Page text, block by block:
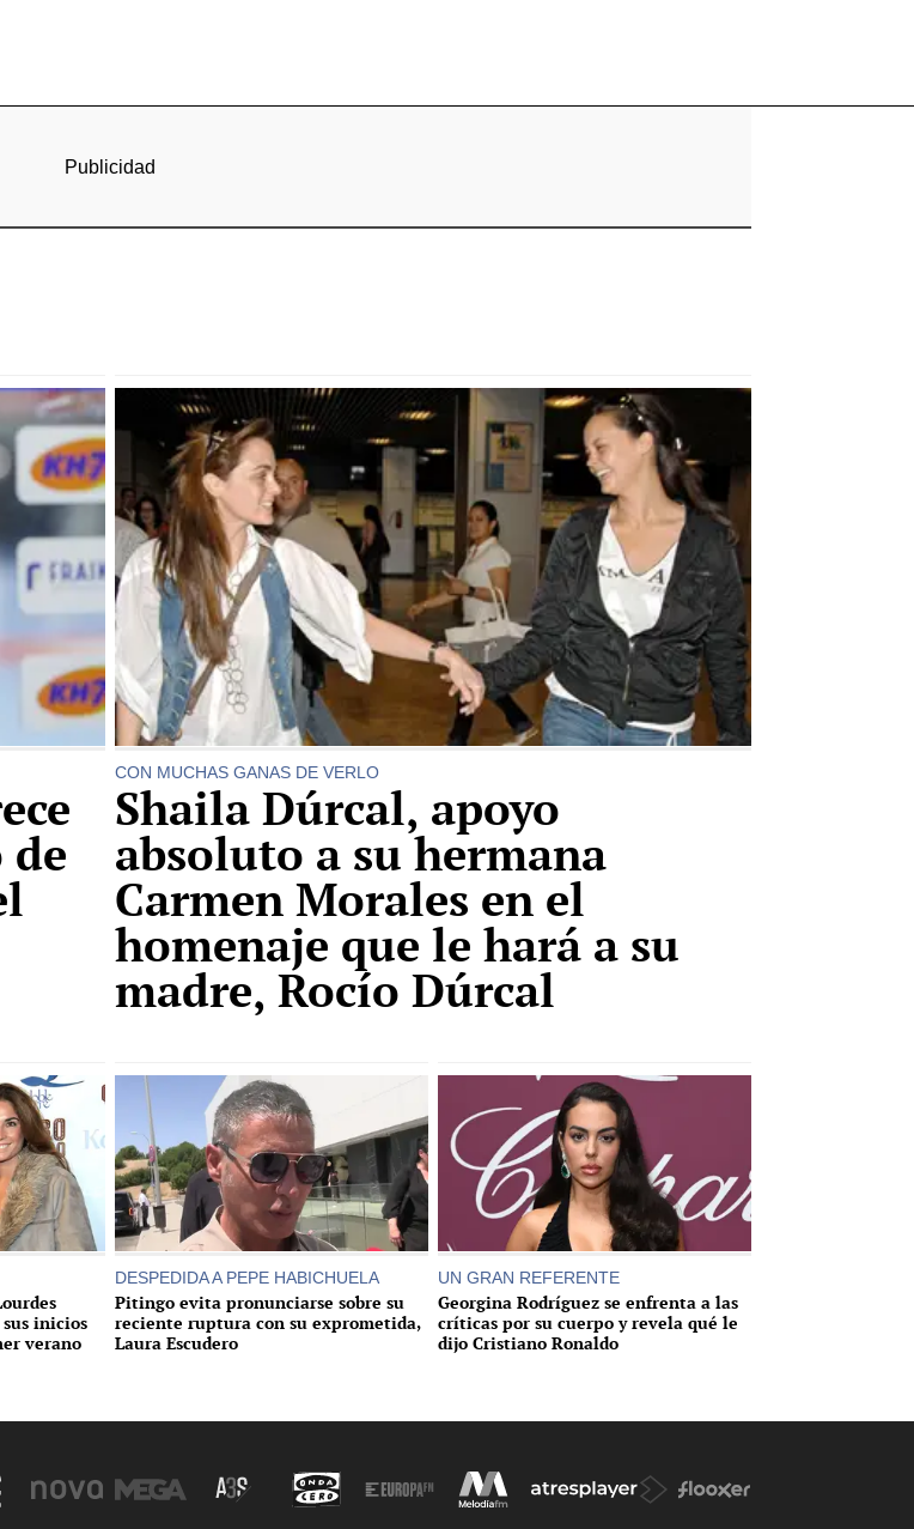
CON MUCHAS GANAS DE VERLO
Shaila Dúrcal, apoyo
absoluto a su hermana
Carmen Morales en el
homenaje que le hará a su
madre, Rocío Dúrcal
inicios
verano
DESPEDIDA A PEPE HABICHUELA
Pitingo evita pronunciarse sobre su
reciente ruptura con su exprometida,
Laura Escudero
UN GRAN REFERENTE
Georgina Rodríguez se enfrenta a las
críticas por su cuerpo y revela qué le
dijo Cristiano Ronaldo